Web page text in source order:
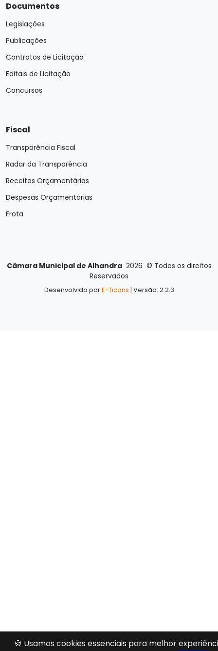
Documentos
Legislações
Publicações
Contratos de Licitação
Editais de Licitação
Concursos
Fiscal
Transparência Fiscal
Radar da Transparência
Receitas Orçamentárias
Despesas Orçamentárias
Frota
Câmara Municipal de Alhandra 2026 © Todos os direitos
Reservados
Desenvolvido porE-Ticons | Versão: 2.2.3
🍪 Usamos cookies essenciais para melhor